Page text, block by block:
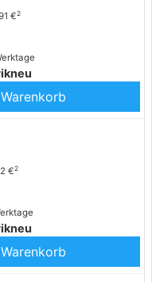
€2
Warenkorb
€2
Warenkorb